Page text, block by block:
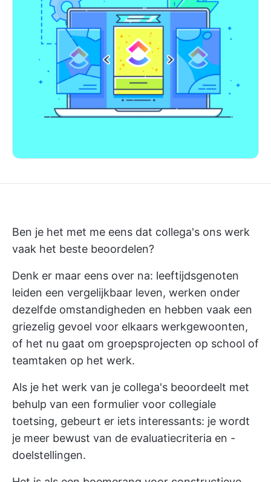
Ben je het met me eens dat collega's ons werk
vaak het beste beoordelen?
Denk er maar eens over na: leeftijdsgenoten
leiden een vergelijkbaar leven, werken onder
dezelfde omstandigheden en hebben vaak een
griezelig gevoel voor elkaars werkgewoonten,
of het nu gaat om groepsprojecten op school of
teamtaken op het werk.
Als je het werk van je collega's beoordeelt met
behulp van een formulier voor collegiale
toetsing, gebeurt er iets interessants: je wordt
je meer bewust van de evaluatiecriteria en -
doelstellingen.